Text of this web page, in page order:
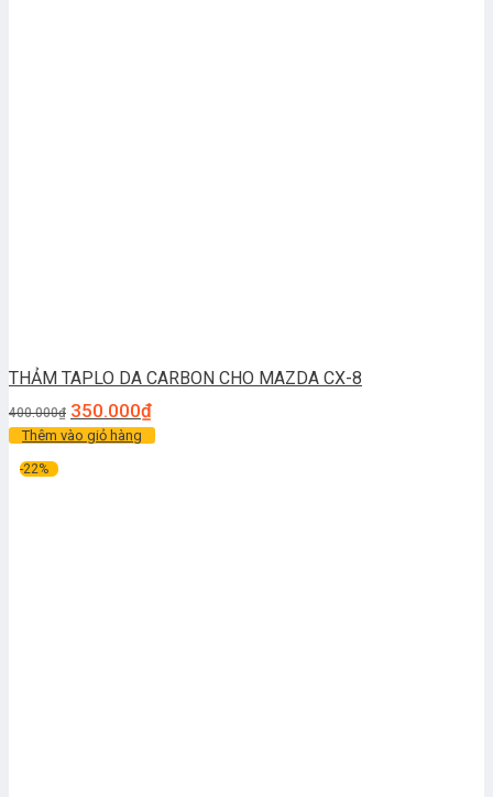
THẢM TAPLO DA CARBON CHO MAZDA CX-8
400.000₫ 350.000₫
Thêm vào giỏ hàng
-22%